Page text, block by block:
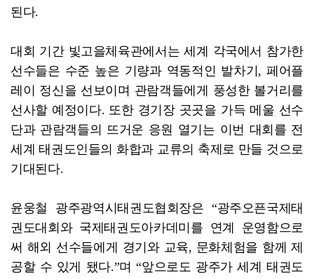
된다.
대회 기간 빛고을체육관에서는 세계 각국에서 참가한
선수들은 수준 높은 기량과 역동적인 발차기, 페어플
레이 정신을 선보이며 관람객들에게 풍성한 볼거리를
선사할 예정이다. 또한 경기장 곳곳을 가득 메울 선수
단과 관람객들의 뜨거운 응원 열기는 이번 대회를 전
세계 태권도인들의 화합과 교류의 축제로 만들 것으로
기대된다.
윤웅철 광주광역시태권도협회장은 “광주오픈국제태
권도대회와 국제태권도아카데미를 연계 운영함으로
써 해외 선수들에게 경기와 교육, 문화체험을 함께 제
공할 수 있게 됐다.”며 “앞으로도 광주가 세계 태권도